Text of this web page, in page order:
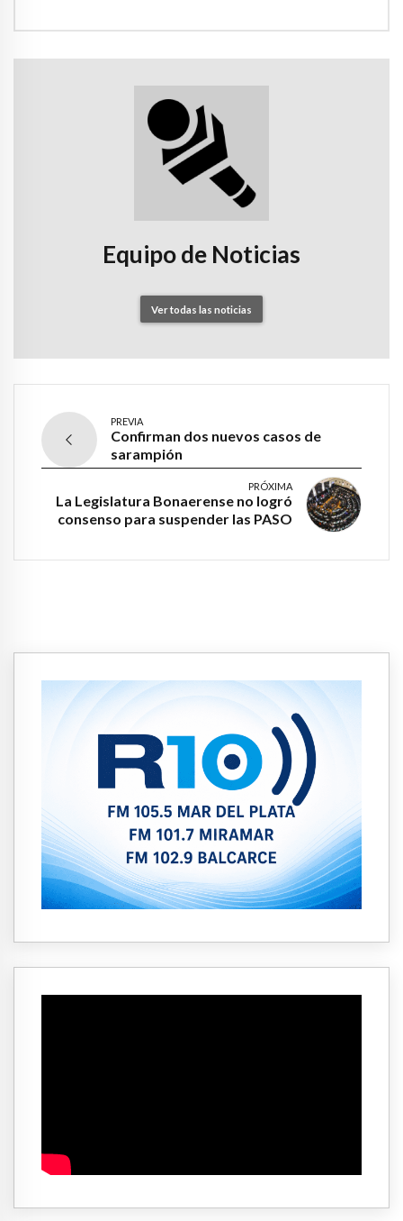
Equipo de Noticias
Ver todas las noticias
PREVIA
Confirman dos nuevos casos de
sarampión
PRÓXIMA
La Legislatura Bonaerense no logró
consenso para suspender las PASO